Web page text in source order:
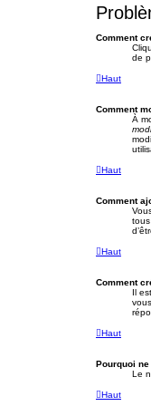
Comment
de
Haut
Comment
À
Haut
Comment
Haut
Comment
Il
Haut
Pourquoi
Le
Haut